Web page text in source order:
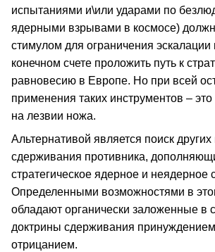
испытаниями и\или ударами по
ядерными взрывами в космосе)
стимулом для ограничения
конечном счете проложить путь к
равновесию в Европе. Но при всей
применения таких инструментов –
на лезвии ножа.
Альтернативой является поиск других
сдерживания противника,
стратегическое ядерное и неядерное
Определенными возможностями в
обладают органически заложенные в
доктрины сдерживания
отрицанием.